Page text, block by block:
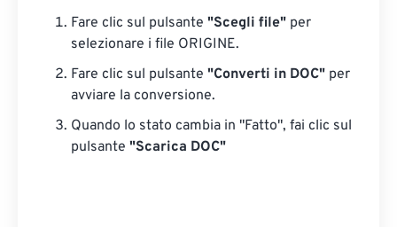
Fare clic sul pulsante "Scegli file" per
selezionare i file ORIGINE.
Fare clic sul pulsante "Converti in DOC" per
avviare la conversione.
Quando lo stato cambia in "Fatto", fai clic sul
pulsante "Scarica DOC"